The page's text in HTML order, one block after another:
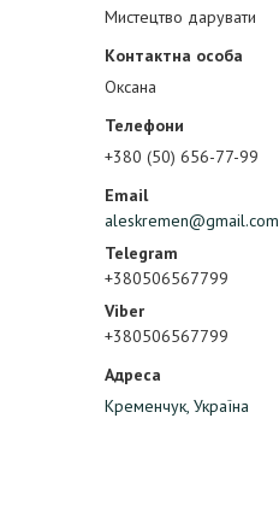
Мистецтво дарувати
Оксана
+380 (50) 656-77-99
aleskremen@gmail.com
+380506567799
+380506567799
Кременчук, Україна